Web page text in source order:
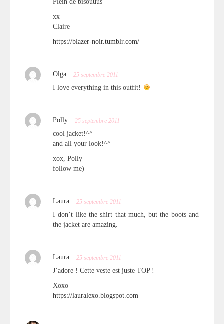
xx
Claire
https://blazer-noir.tumblr.com/
Olga 25 septembre 2011
I love everything in this outfit!
Polly 25 septembre 2011
cool jacket!^^
and all your look!^^
xox, Polly
follow me)
Laura 25 septembre 2011
I don’t like the shirt that much, but the boots and
the jacket are amazing.
Laura 25 septembre 2011
J’adore ! Cette veste est juste TOP !
Xoxo
https://lauralexo.blogspot.com